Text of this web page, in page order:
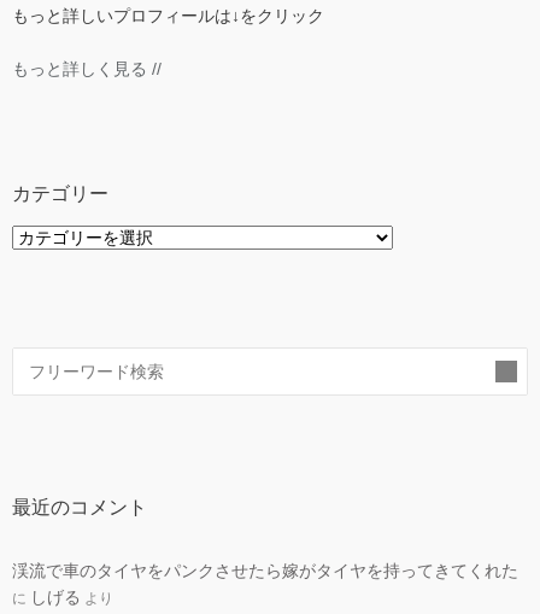
もっと詳しいプロフィールは↓をクリック
もっと詳しく見る //
カテゴリー
カ
最近のコメント
渓流で車のタイヤをパンクさせたら嫁がタイヤを持ってきてくれた
に しげる より